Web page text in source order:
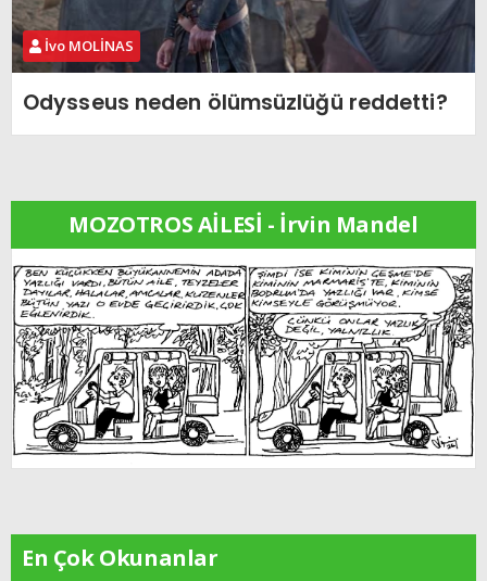
İvo MOLİNAS
Odysseus neden ölümsüzlüğü reddetti?
MOZOTROS AİLESİ - İrvin Mandel
En Çok Okunanlar